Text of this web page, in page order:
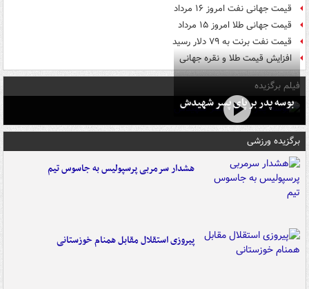
قیمت جهانی نفت امروز ۱۶ مرداد
قیمت جهانی طلا امروز ۱۵ مرداد
قیمت نفت برنت به ۷۹ دلار رسید
افزایش قیمت طلا و نقره جهانی
فیلم برگزیده
بوسه‌ پدر بر پای پسر شهیدش
برگزیده ورزشی
هشدار سرمربی پرسپولیس به جاسوس تیم
پیروزی استقلال مقابل همنام خوزستانی